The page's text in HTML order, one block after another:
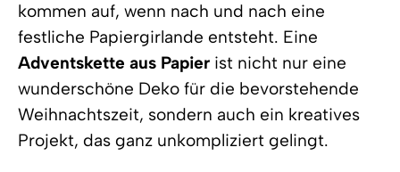
kommen auf, wenn nach und nach eine
festliche Papiergirlande entsteht. Eine
Adventskette aus Papier ist nicht nur eine
wunderschöne Deko für die bevorstehende
Weihnachtszeit, sondern auch ein kreatives
Projekt, das ganz unkompliziert gelingt.